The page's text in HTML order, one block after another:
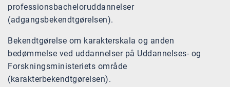
professionsbacheloruddannelser
(adgangsbekendtgørelsen).
Bekendtgørelse om karakterskala og anden
bedømmelse ved uddannelser på Uddannelses- og
Forskningsministeriets område
(karakterbekendtgørelsen).